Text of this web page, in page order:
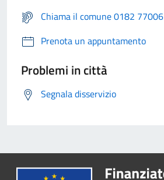
Chiama il comune 0182 77006
Prenota un appuntamento
Problemi in città
Segnala disservizio